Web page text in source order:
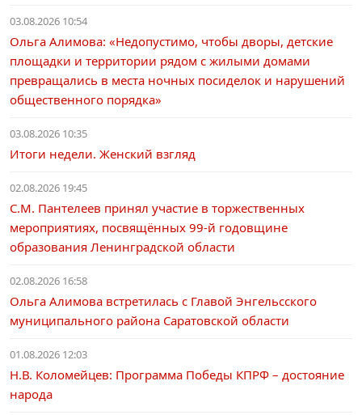
03.08.2026 10:54
Ольга Алимова: «Недопустимо, чтобы дворы, детские
площадки и территории рядом с жилыми домами
превращались в места ночных посиделок и нарушений
общественного порядка»
03.08.2026 10:35
Итоги недели. Женский взгляд
02.08.2026 19:45
С.М. Пантелеев принял участие в торжественных
мероприятиях, посвящённых 99-й годовщине
образования Ленинградской области
02.08.2026 16:58
Ольга Алимова встретилась с Главой Энгельсского
муниципального района Саратовской области
01.08.2026 12:03
Н.В. Коломейцев: Программа Победы КПРФ – достояние
народа